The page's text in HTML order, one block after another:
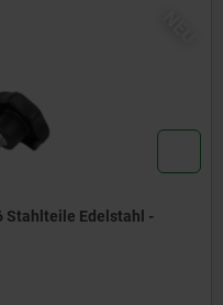
Stahlteile Edelstahl -